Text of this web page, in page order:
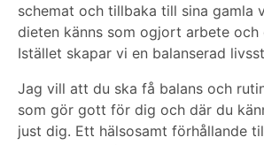
schemat och tillbaka till sina gamla
dieten känns som ogjort arbete
Istället skapar vi en balanserad
Jag vill att du ska få balans och
som gör gott för dig och där du
just dig. Ett hälsosamt förhållande